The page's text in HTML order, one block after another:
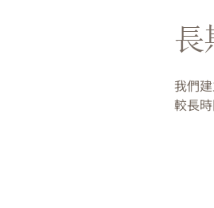
長
我們
較長